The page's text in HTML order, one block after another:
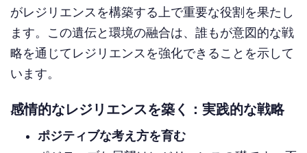
がレジリエンスを構築する上で重要な役割を果たし
ます。この遺伝と環境の融合は、誰もが意図的な戦
略を通じてレジリエンスを強化できることを示して
います。
感情的なレジリエンスを築く：実践的な戦略
ポジティブな考え方を育む